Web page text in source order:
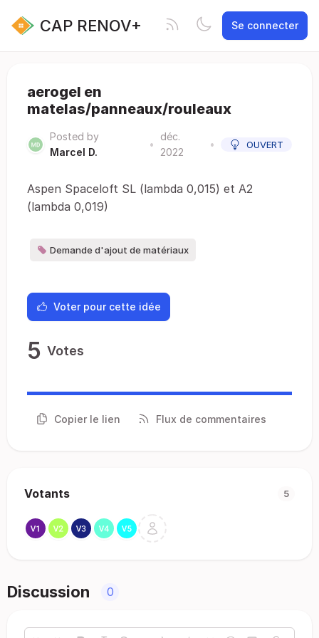
CAP RENOV+ Se connecter
aerogel en
matelas/panneaux/rouleaux
Posted by
Marcel D.
•
déc.
2022
• OUVERT
Aspen Spaceloft SL (lambda 0,015) et A2
(lambda 0,019)
Demande d'ajout de matériaux
Voter pour cette idée
5 Votes
Copier le lien Flux de commentaires
Votants 5
Discussion 0